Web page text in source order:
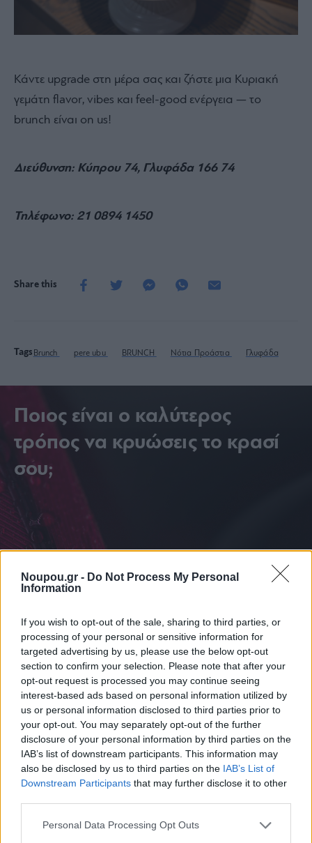
Noupou.gr - Do Not Process My Personal
Information
If you wish to opt-out of the sale, sharing to third parties, or
processing of your personal or sensitive information for
targeted advertising by us, please use the below opt-out
section to confirm your selection. Please note that after your
opt-out request is processed you may continue seeing
interest-based ads based on personal information utilized by
us or personal information disclosed to third parties prior to
your opt-out. You may separately opt-out of the further
disclosure of your personal information by third parties on the
IAB’s list of downstream participants. This information may
also be disclosed by us to third parties on the IAB’s List of
Downstream Participants that may further disclose it to other
Please note that this website/app uses one or more Google
Personal Data Processing Opt Outs
Κάντε upgrade στη μέρα σας και ζήστε μια Κυριακή
γεμάτη flavor, vibes και feel-good ενέργεια — το
brunch είναι on us!
Διεύθυνση: Κύπρου 74, Γλυφάδα 166 74
Τηλέφωνο: 21 0894 1450
Share this
Tags Brunch pere ubu BRUNCH Νότια Προάστια Γλυφάδα
Ποιος είναι ο καλύτερος
τρόπος να κρυώσεις το κρασί
σου;
ΔΙΑΒΑΣΤΕ ΑΚΟΜΑ